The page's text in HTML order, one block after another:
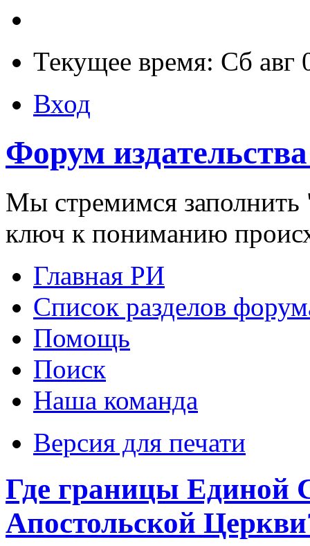
Текущее время: Сб авг
Вход
Форум
Мы стремимся заполнить
ключ к пониманию
Главная РИ
Список разделов
Помощь
Поиск
Наша команда
Версия для печати
Где границы Единой
Апостольской